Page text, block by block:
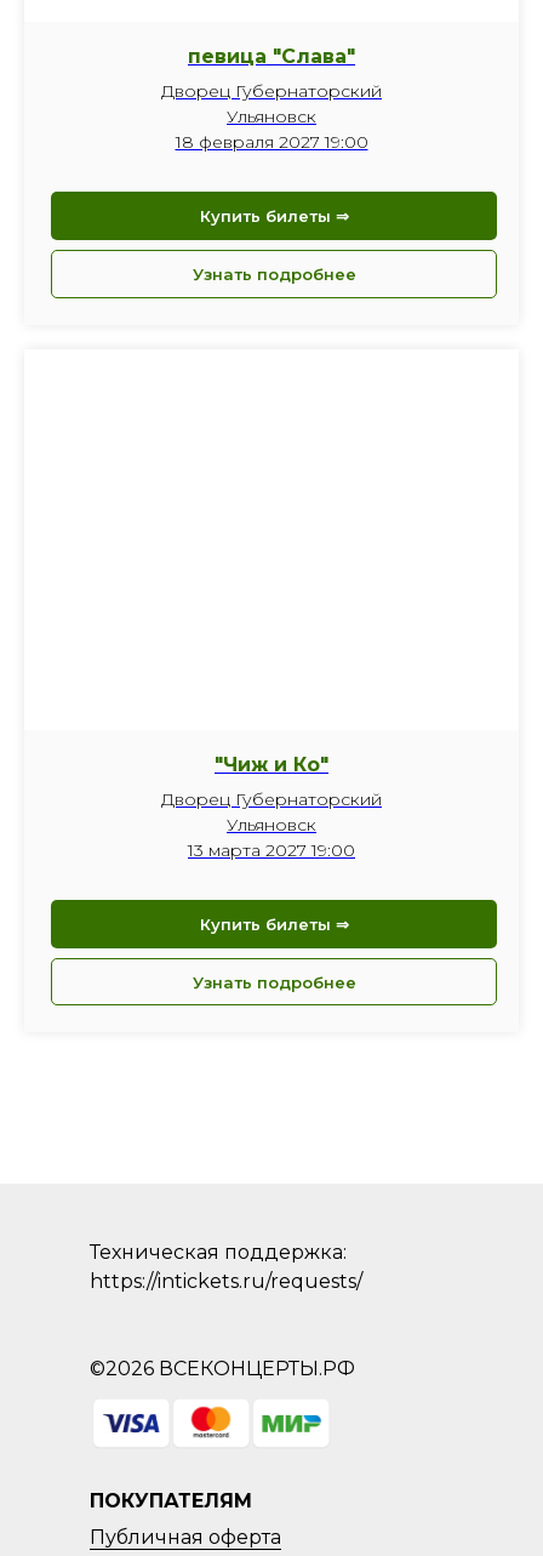
певица "Слава"
Дворец Губернаторский
Ульяновск
18 февраля 2027 19:00
Купить билеты ⇒
Узнать подробнее
"Чиж и Ко"
Дворец Губернаторский
Ульяновск
13 марта 2027 19:00
Купить билеты ⇒
Узнать подробнее
Техническая поддержка:
https://intickets.ru/requests/
©2026 ВСЕКОНЦЕРТЫ.РФ
ПОКУПАТЕЛЯМ
Публичная оферта